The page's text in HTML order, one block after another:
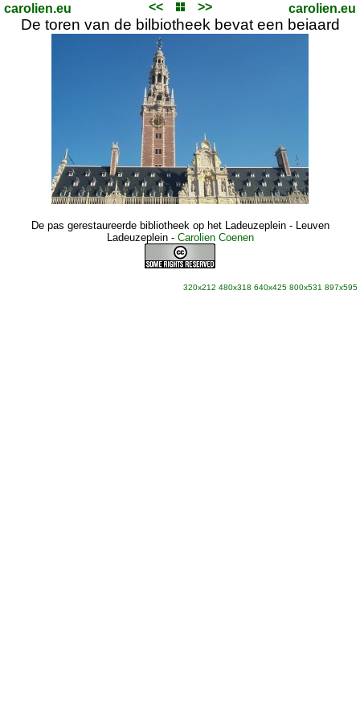
carolien.eu << >> carolien.eu
De toren van de bilbiotheek bevat een beiaard
De pas gerestaureerde bibliotheek op het Ladeuzeplein - Leuven
Ladeuzeplein- Carolien Coenen
320x212 480x318 640x425 800x531 897x595